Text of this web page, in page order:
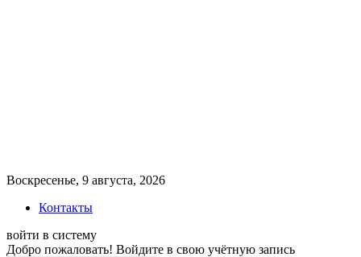
Воскресенье, 9 августа, 2026
Контакты
войти в систему
Добро пожаловать! Войдите в свою учётную запись